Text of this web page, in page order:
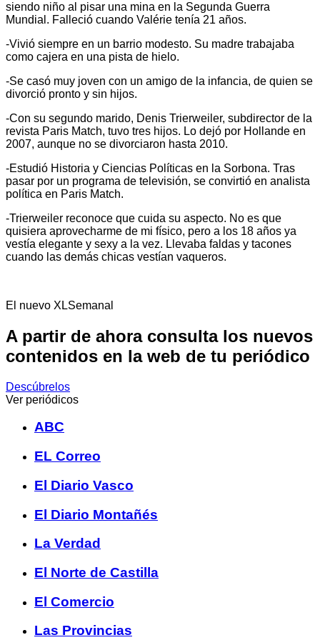
siendo niño al pisar una mina en la Segunda Guerra
Mundial. Falleció cuando Valérie tenía 21 años.
-Vivió siempre en un barrio modesto. Su madre trabajaba
como cajera en una pista de hielo.
-Se casó muy joven con un amigo de la infancia, de quien se
divorció pronto y sin hijos.
-Con su segundo marido, Denis Trierweiler, subdirector de la
revista Paris Match, tuvo tres hijos. Lo dejó por Hollande en
2007, aunque no se divorciaron hasta 2010.
-Estudió Historia y Ciencias Políticas en la Sorbona. Tras
pasar por un programa de televisión, se convirtió en analista
política en Paris Match.
-Trierweiler reconoce que cuida su aspecto. No es que
quisiera aprovecharme de mi físico, pero a los 18 años ya
vestía elegante y sexy a la vez. Llevaba faldas y tacones
cuando las demás chicas vestían vaqueros.
El nuevo XLSemanal
A partir de ahora consulta los nuevos
contenidos en la web de tu periódico
Descúbrelos
Ver periódicos
ABC
EL Correo
El Diario Vasco
El Diario Montañés
La Verdad
El Norte de Castilla
El Comercio
Las Provincias